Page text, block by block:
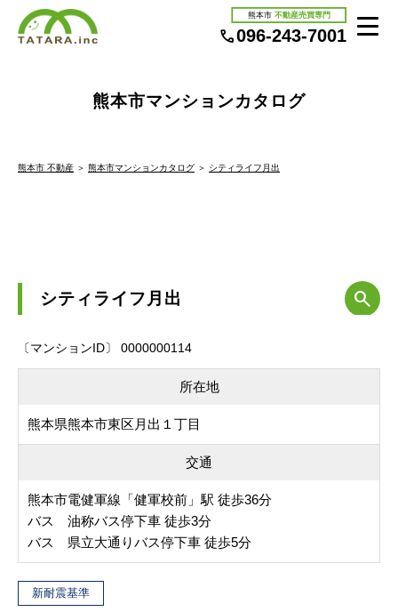
熊本市 不動産売買専門
096-243-7001
熊本市マンションカタログ
熊本市 不動産 ＞ 熊本市マンションカタログ ＞ シティライフ月出
シティライフ月出
〔マンションID〕 0000000114
所在地
熊本県熊本市東区月出１丁目
交通
熊本市電健軍線「健軍校前」駅 徒歩36分
バス 油称バス停下車 徒歩3分
バス 県立大通りバス停下車 徒歩5分
新耐震基準